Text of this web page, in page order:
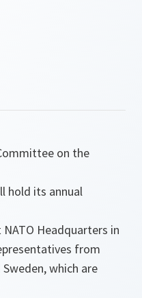
on the
hold its annual
Headquarters in
from
which are